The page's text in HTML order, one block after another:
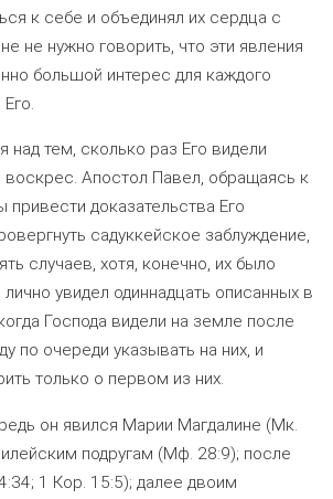
к себе и объединял их сердца с
не нужно говорить, что эти явления
большой интерес для каждого
над тем, сколько раз Его видели
воскрес. Апостол Павел, обращаясь к
привести доказательства Его
садуккейское заблуждение,
случаев, хотя, конечно, их было
увидел одиннадцать описанных в
Господа видели на земле после
по очереди указывать на них, и
только о первом из них.
он явился Марии Магдалине (Мк.
подругам (Мф. 28:9); после
1 Кор. 15:5); далее двоим